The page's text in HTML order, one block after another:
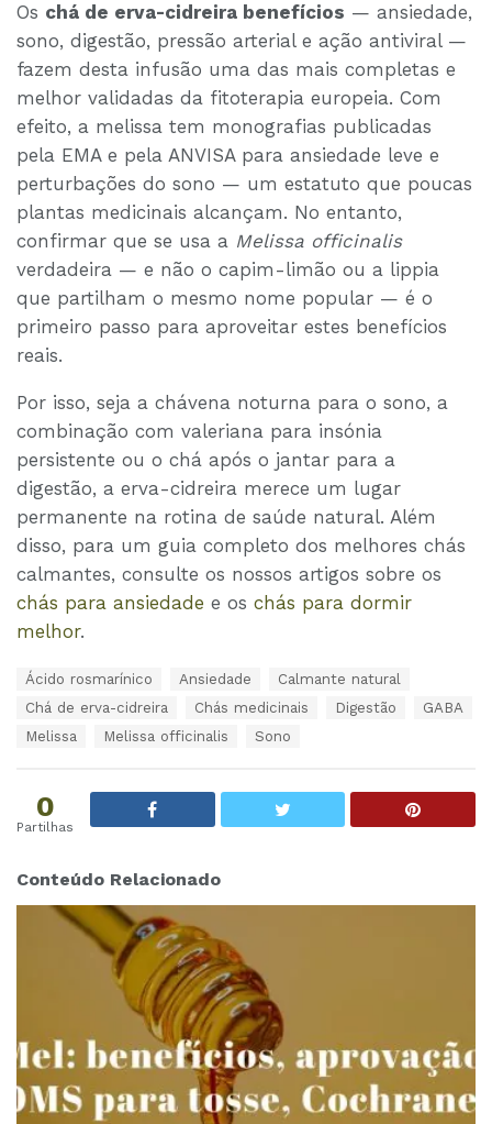
Os chá de erva-cidreira benefícios — ansiedade,
sono, digestão, pressão arterial e ação antiviral —
fazem desta infusão uma das mais completas e
melhor validadas da fitoterapia europeia. Com
efeito, a melissa tem monografias publicadas
pela EMA e pela ANVISA para ansiedade leve e
perturbações do sono — um estatuto que poucas
plantas medicinais alcançam. No entanto,
confirmar que se usa a Melissa officinalis
verdadeira — e não o capim-limão ou a lippia
que partilham o mesmo nome popular — é o
primeiro passo para aproveitar estes benefícios
reais.
Por isso, seja a chávena noturna para o sono, a
combinação com valeriana para insónia
persistente ou o chá após o jantar para a
digestão, a erva-cidreira merece um lugar
permanente na rotina de saúde natural. Além
disso, para um guia completo dos melhores chás
calmantes, consulte os nossos artigos sobre os
chás para ansiedade e os chás para dormir
melhor.
Ácido rosmarínico Ansiedade
Calmante natural
Chá de erva-cidreira
Chás medicinais Digestão
GABA
Melissa
Melissa officinalis Sono
0
Partilhas
Conteúdo Relacionado